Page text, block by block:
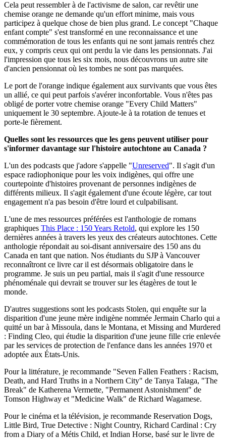
Cela peut ressembler à de l'activisme de salon, car revêtir une
chemise orange ne demande qu'un effort minime, mais vous
participez à quelque chose de bien plus grand. Le concept "Chaque
enfant compte" s'est transformé en une reconnaissance et une
commémoration de tous les enfants qui ne sont jamais rentrés chez
eux, y compris ceux qui ont perdu la vie dans les pensionnats. J'ai
l'impression que tous les six mois, nous découvrons un autre site
d'ancien pensionnat où les tombes ne sont pas marquées.
Le port de l'orange indique également aux survivants que vous êtes
un allié, ce qui peut parfois s'avérer inconfortable. Vous n'êtes pas
obligé de porter votre chemise orange "Every Child Matters"
uniquement le 30 septembre. Ajoute-le à ta rotation de tenues et
porte-le fièrement.
Quelles sont les ressources que les gens peuvent utiliser pour
s'informer davantage sur l'histoire autochtone au Canada ?
L'un des podcasts que j'adore s'appelle "Unreserved". Il s'agit d'un
espace radiophonique pour les voix indigènes, qui offre une
courtepointe d'histoires provenant de personnes indigènes de
différents milieux. Il s'agit également d'une écoute légère, car tout
engagement n'a pas besoin d'être lourd et culpabilisant.
L'une de mes ressources préférées est l'anthologie de romans
graphiques This Place : 150 Years Retold, qui explore les 150
dernières années à travers les yeux des créateurs autochtones. Cette
anthologie répondait au soi-disant anniversaire des 150 ans du
Canada en tant que nation. Nos étudiants du SJP à Vancouver
reconnaîtront ce livre car il est désormais obligatoire dans le
programme. Je suis un peu partial, mais il s'agit d'une ressource
phénoménale qui devrait se trouver sur les étagères de tout le
monde.
D'autres suggestions sont les podcasts Stolen, qui enquête sur la
disparition d'une jeune mère indigène nommée Jermain Charlo qui a
quitté un bar à Missoula, dans le Montana, et Missing and Murdered
: Finding Cleo, qui étudie la disparition d'une jeune fille crie enlevée
par les services de protection de l'enfance dans les années 1970 et
adoptée aux États-Unis.
Pour la littérature, je recommande "Seven Fallen Feathers : Racism,
Death, and Hard Truths in a Northern City" de Tanya Talaga, "The
Break" de Katherena Vermette, "Permanent Astonishment" de
Tomson Highway et "Medicine Walk" de Richard Wagamese.
Pour le cinéma et la télévision, je recommande Reservation Dogs,
Little Bird, True Detective : Night Country, Richard Cardinal : Cry
from a Diary of a Métis Child, et Indian Horse, basé sur le livre de